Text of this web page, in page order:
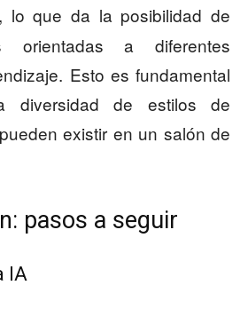
, lo que da la posibilidad de
orientadas a diferentes
Esto es fundamental
diversidad de estilos de
existir en un salón de
pasos a seguir
IA